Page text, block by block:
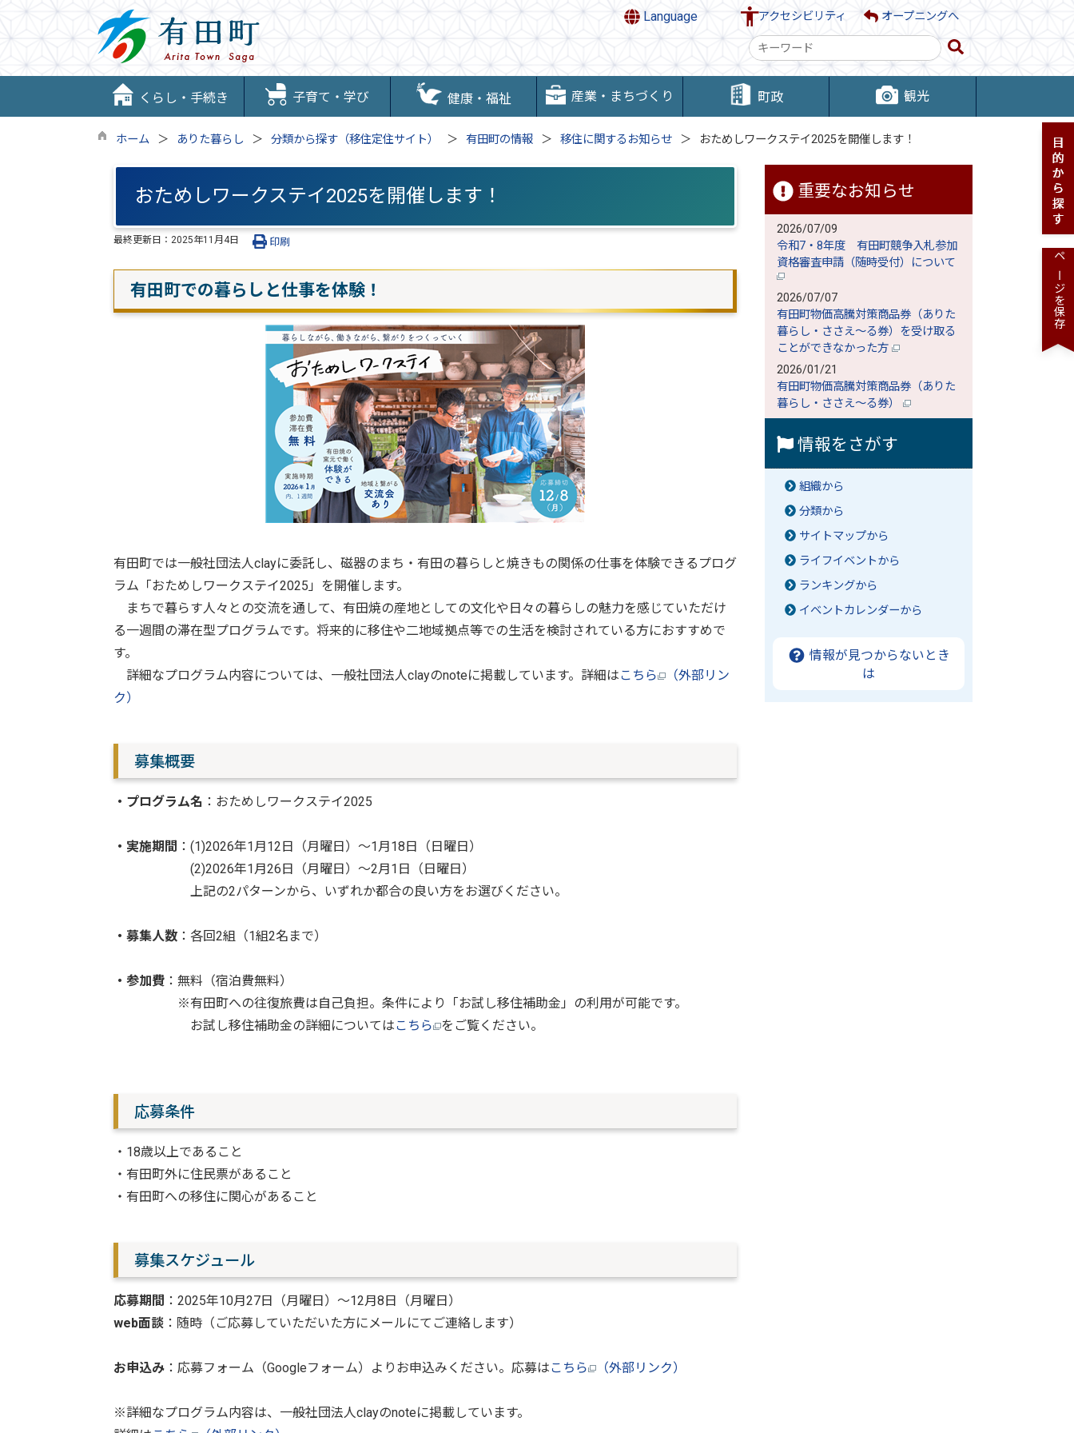
Language アクセシビリティ オープニングへ
検
索
キ
ー
ー
くらし・手続き 子育て・学び 健康・福祉 産業・まちづくり 町政 観光
ホーム ありた暮らし 分類から探す（移住定住サイト） 有田町の情報 移住に関するお知らせ おためしワークステイ2025を開催します！
おためしワークステイ2025を開催します！
最終更新日： 2025年11月4日 印刷
有田町での暮らしと仕事を体験！
有田町では一般社団法人clayに委託し、磁器のまち・有田の暮らしと焼きもの関係の仕事を体験できるプログ
ラム「おためしワークステイ2025」を開催します。
まちで暮らす人々との交流を通して、有田焼の産地としての文化や日々の暮らしの魅力を感じていただけ
る一週間の滞在型プログラムです。将来的に移住や二地域拠点等での生活を検討されている方におすすめで
す。
詳細なプログラム内容については、一般社団法人clayのnoteに掲載しています。詳細はこちら
（外部リン
ク）
募集概要
・プログラム名 ：おためしワークステイ2025
・実施期間 ：(1)2026年1月12日（月曜日）～1月18日（日曜日）
(2)2026年1月26日（月曜日）～2月1日（日曜日）
上記の2パターンから、いずれか都合の良い方をお選びください。
・募集人数 ：各回2組（1組2名まで）
・参加費 ：無料（宿泊費無料）
※有田町への往復旅費は自己負担。条件により「お試し移住補助金」の利用が可能です。
お試し移住補助金の詳細についてはこちら をご覧ください。
応募条件
・18歳以上であること
・有田町外に住民票があること
・有田町への移住に関心があること
募集スケジュール
応募期間 ：2025年10月27日（月曜日）～12月8日（月曜日）
web面談 ：随時（ご応募していただいた方にメールにてご連絡します）
お申込み ：応募フォーム（Googleフォーム）よりお申込みください。応募はこちら （外部リンク）
※詳細なプログラム内容は、一般社団法人clayのnoteに掲載しています。
重要なお知らせ
2026/07/09
令和7・8年度 有田町競争入札参加
資格審査申請（随時受付）について
2026/07/07
有田町物価高騰対策商品券（ありた
暮らし・ささえ～る券）を受け取る
ことができなかった方
2026/01/21
有田町物価高騰対策商品券（ありた
暮らし・ささえ～る券）
情報をさがす
組織から
分類から
サイトマップから
ライフイベントから
ランキングから
イベントカレンダーから
情報が見つからないとき
は
ページを保存